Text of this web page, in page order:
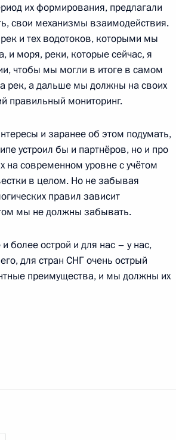
5
округа
их формирования, предлагали
свои механизмы взаимодействия.
и тех водотоков, которыми мы
и моря, реки, которые сейчас, я
чтобы мы могли в итоге в самом
рек, а дальше мы должны на своих
правильный мониторинг.
и заранее об этом подумать,
устроил бы и партнёров, но и про
современном уровне с учётом
в целом. Но не забывая
правил зависит
мы не должны забывать.
более острой и для нас – у нас,
для стран СНГ очень острый
преимущества, и мы должны их